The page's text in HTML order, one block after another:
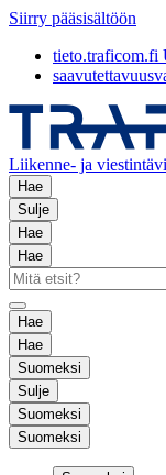
Siirry pääsisältöön
tieto.traficom.fi
Liikenne- ja
Hae
Sulje
Hae
Hae
Hae
Hae
Suomeksi
Sulje
Suomeksi
Suomeksi